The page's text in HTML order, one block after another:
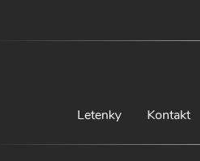
Letenky Kontakt